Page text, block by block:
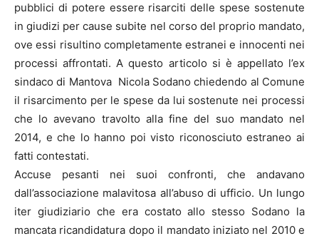
pubblici di potere essere risarciti delle spese sostenute
in giudizi per cause subite nel corso del proprio mandato,
ove essi risultino completamente estranei e innocenti nei
processi affrontati. A questo articolo si è appellato l’ex
sindaco di Mantova Nicola Sodano chiedendo al Comune
il risarcimento per le spese da lui sostenute nei processi
che lo avevano travolto alla fine del suo mandato nel
2014, e che lo hanno poi visto riconosciuto estraneo ai
fatti contestati.
Accuse pesanti nei suoi confronti, che andavano
dall’associazione malavitosa all’abuso di ufficio. Un lungo
iter giudiziario che era costato allo stesso Sodano la
mancata ricandidatura dopo il mandato iniziato nel 2010 e